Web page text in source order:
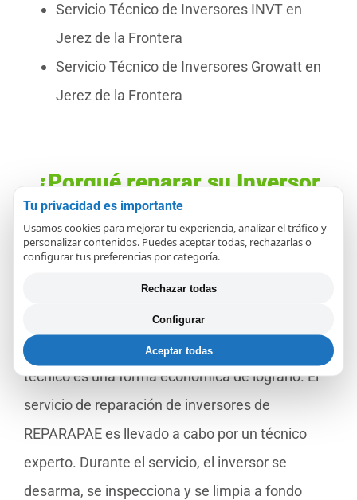
Servicio Técnico de Inversores INVT en
Jerez de la Frontera
Servicio Técnico de Inversores Growatt en
Jerez de la Frontera
¿Porqué reparar su Inversor
en REPARAPAE?
Si quiere que su inversor funcione de manera
fiable y inmejorable y desea garantizar su
longevidad y una producción óptima en su
instalación de placas solares, un servicio
técnico es una forma económica de lograrlo. El
servicio de reparación de inversores de
REPARAPAE es llevado a cabo por un técnico
experto. Durante el servicio, el inversor se
desarma, se inspecciona y se limpia a fondo
Tu privacidad es importante
Usamos cookies para mejorar tu experiencia, analizar el tráfico y
personalizar contenidos. Puedes aceptar todas, rechazarlas o
configurar tus preferencias por categoría.
Rechazar todas
Configurar
Aceptar todas